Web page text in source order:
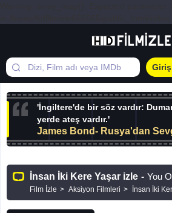
Giriş
'İngiltere'de bir söz vardır:
yerde ateş vardır.'
James Bond- Rusya'dan
İnsan İki Kere Yaşar izle - You
Film İzle Aksiyon Filmleri İnsan İki